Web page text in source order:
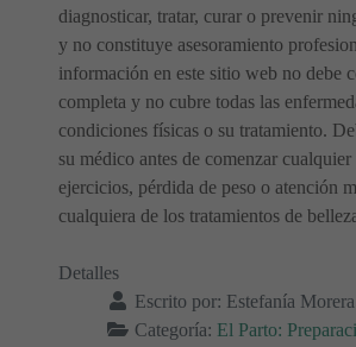
diagnosticar, tratar, curar o prevenir
y no constituye asesoramiento
información en este sitio web no debe
completa y no cubre todas las
condiciones físicas o su tratamiento.
su médico antes de comenzar
ejercicios, pérdida de peso o atención
cualquiera de los tratamientos de
Detalles
Escrito por: Estefanía Morera
Categoría: El Parto: